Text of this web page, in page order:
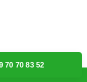
70 70 83 52